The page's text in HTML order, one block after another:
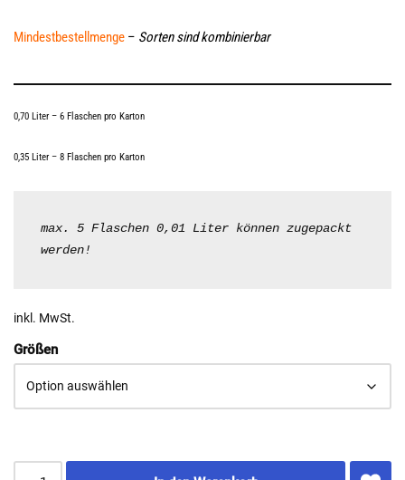
Mindestbestellmenge – Sorten sind kombinierbar
0,70 Liter – 6 Flaschen pro Karton
0,35 Liter – 8 Flaschen pro Karton
max. 5 Flaschen 0,01 Liter können zugepackt
werden!
inkl. MwSt.
Größen